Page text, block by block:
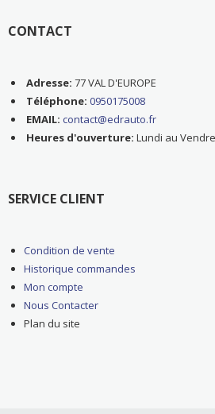
CONTACT
Adresse: 77 VAL D'EUROPE
Téléphone: 0950175008
EMAIL: contact@edrauto.fr
Heures d'ouverture: Lundi au
SERVICE CLIENT
Condition de vente
Historique commandes
Mon compte
Nous Contacter
Plan du site